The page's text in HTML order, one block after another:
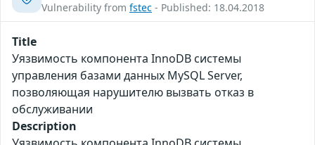
Vulnerability from fstec - Published: 18.04.2018
Title
Уязвимость компонента InnoDB системы
управления базами данных MySQL Server,
позволяющая нарушителю вызвать отказ в
обслуживании
Description